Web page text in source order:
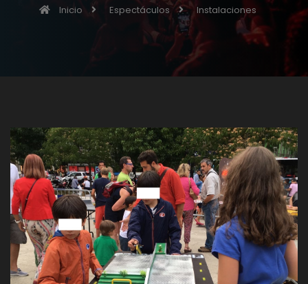
Inicio Espectáculos Instalaciones